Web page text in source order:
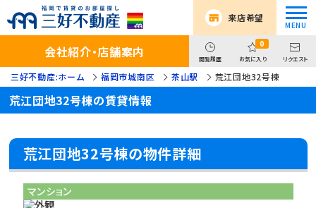
来店希望
会社紹介・店舗案内 閲覧履歴
0
お気に入り リクエスト
三好不動産:ホーム 福岡市城南区 茶山駅 荒江団地32号棟
荒江団地32号棟の賃貸情報
荒江団地32号棟の物件詳細
マンション